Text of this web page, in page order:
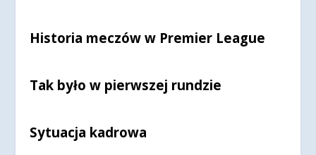
Historia meczów w Premier League
Tak było w pierwszej rundzie
Sytuacja kadrowa